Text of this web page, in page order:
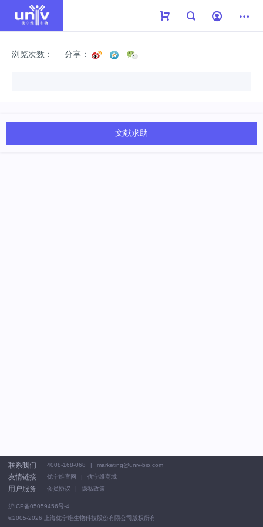
浏览次数： 分享：
文献求助
联系我们 4008-168-068 marketing@univ-bio.com
友情链接 优宁维官网 优宁维商城
用户服务 会员协议 隐私政策
沪ICP备05059456号-4
©2005-2026 上海优宁维生物科技股份有限公司版权所有